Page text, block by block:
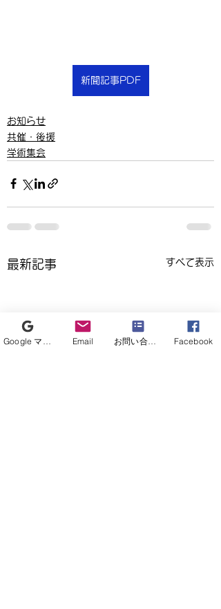
新聞記事PDF
お知らせ
共催・後援
学術集会
最新記事 すべて表示
Email お問い合わせフォーム Facebook